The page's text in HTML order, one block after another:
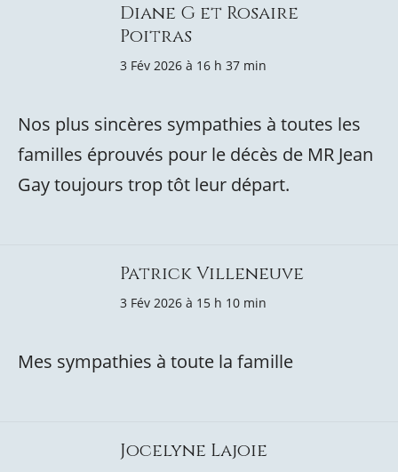
Diane G et Rosaire
Poitras
3 Fév 2026 à 16 h 37 min
Nos plus sincères sympathies à toutes les
familles éprouvés pour le décès de MR Jean
Gay toujours trop tôt leur départ.
Patrick Villeneuve
3 Fév 2026 à 15 h 10 min
Mes sympathies à toute la famille
Jocelyne Lajoie